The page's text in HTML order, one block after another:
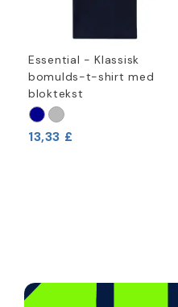
Essential - Klassisk
bomulds-t-shirt med
bloktekst
13,33 £